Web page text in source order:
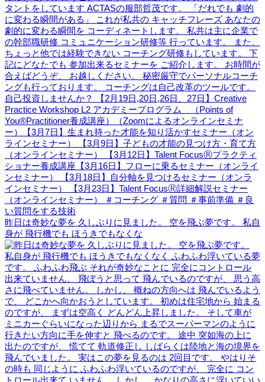
昨日は奇妙な夢を 久しぶりに見ました。 空を飛ぶ夢です。 私自
身が 飛行機でも ほうきでもなくな